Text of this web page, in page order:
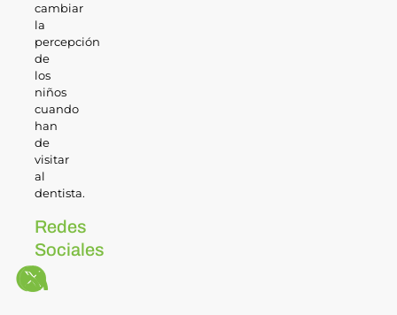
cambiar
la
percepción
de
los
niños
cuando
han
de
visitar
al
dentista.
Redes
Sociales